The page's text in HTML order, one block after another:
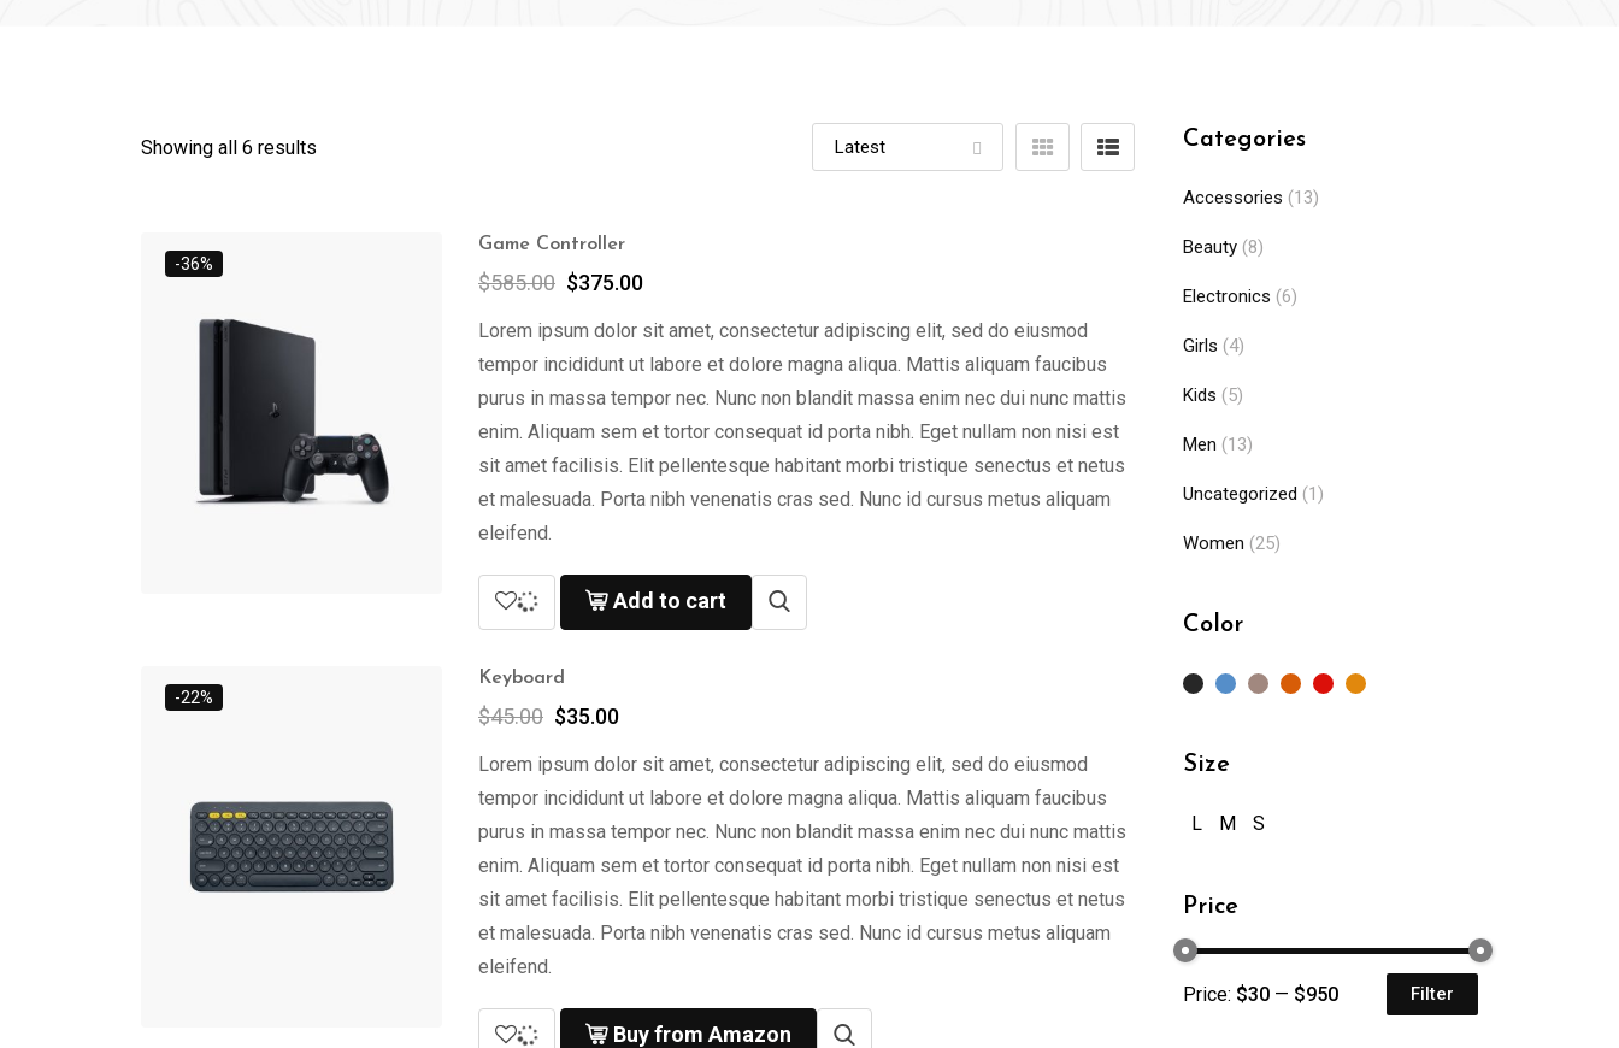
Showing all 6 results
-36%
Game Controller
$585.00 $375.00
Lorem ipsum dolor sit amet, consectetur adipiscing elit, sed do eiusmod
tempor incididunt ut labore et dolore magna aliqua. Mattis aliquam faucibus
purus in massa tempor nec. Nunc non blandit massa enim nec dui nunc mattis
enim. Aliquam sem et tortor consequat id porta nibh. Eget nullam non nisi est
sit amet facilisis. Elit pellentesque habitant morbi tristique senectus et netus
et malesuada. Porta nibh venenatis cras sed. Nunc id cursus metus aliquam
eleifend.
Add to cart
-22%
Keyboard
$45.00 $35.00
Lorem ipsum dolor sit amet, consectetur adipiscing elit, sed do eiusmod
tempor incididunt ut labore et dolore magna aliqua. Mattis aliquam faucibus
purus in massa tempor nec. Nunc non blandit massa enim nec dui nunc mattis
enim. Aliquam sem et tortor consequat id porta nibh. Eget nullam non nisi est
sit amet facilisis. Elit pellentesque habitant morbi tristique senectus et netus
et malesuada. Porta nibh venenatis cras sed. Nunc id cursus metus aliquam
eleifend.
Buy from Amazon
Categories
Accessories (13)
Beauty (8)
Electronics (6)
Girls (4)
Kids (5)
Men (13)
Uncategorized (1)
Women (25)
Color
Size
L M S
Price
Filter
Price: $30 — $950